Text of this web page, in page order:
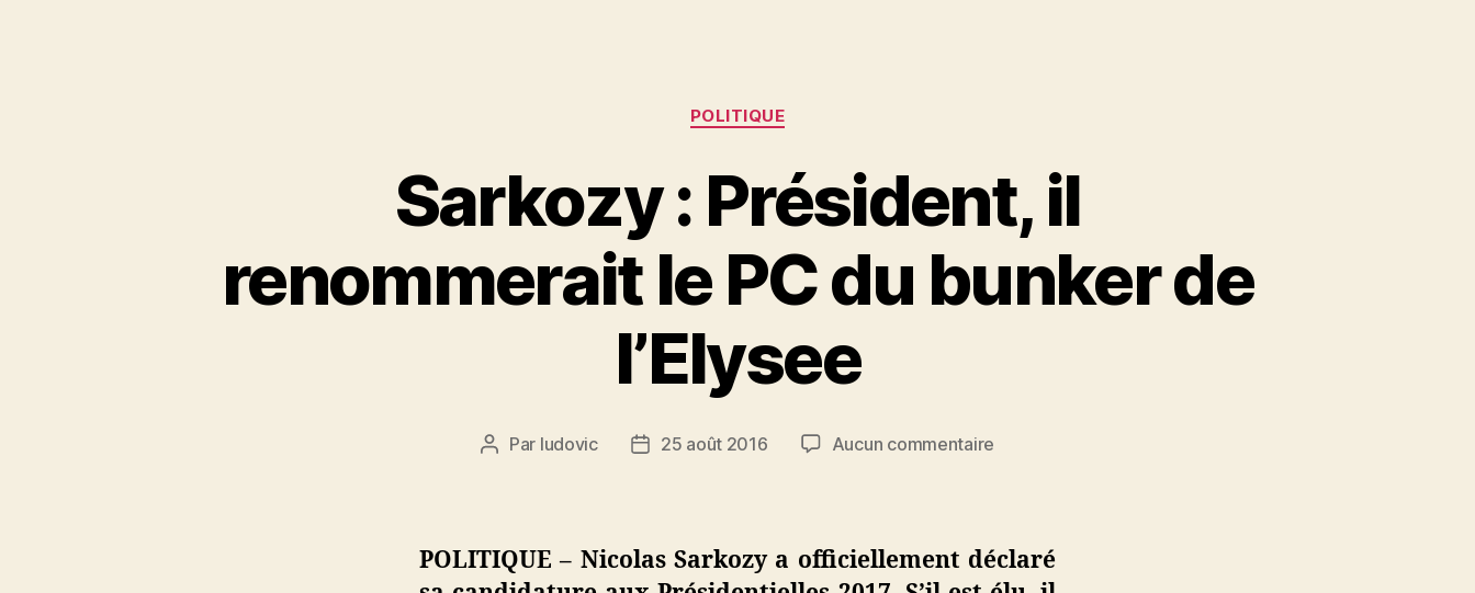
Catégories
POLITIQUE
Sarkozy : Président, il
renommerait le PC du bunker de
l’Elysee
Auteur
Par ludovic
Date25 août 2016 Aucun commentaire
il
renommerait
POLITIQUE – Nicolas Sarkozy a officiellement déclaré